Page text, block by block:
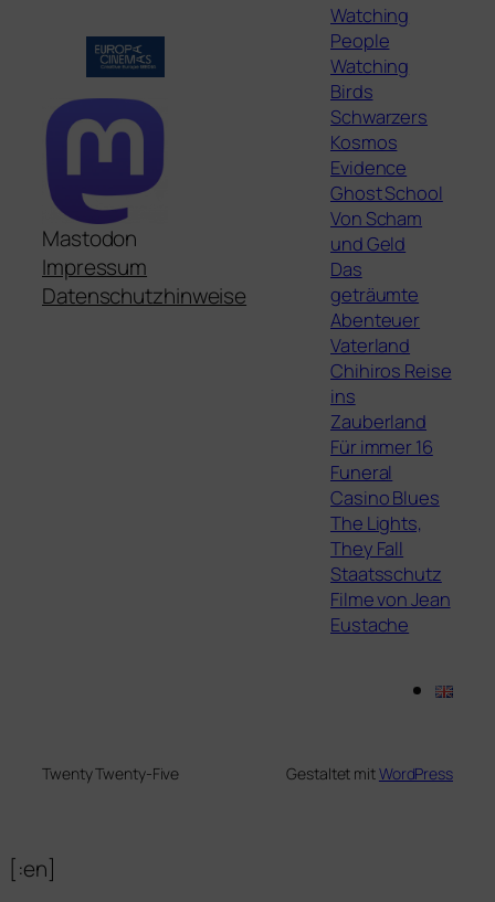
Mastodon
Impressum
Datenschutzhinweise
Watching
People
Watching
Birds
Schwarzers
Kosmos
Evidence
Ghost School
Von Scham
und Geld
Das
geträumte
Abenteuer
Vaterland
Chihiros Reise
ins
Zauberland
Für immer 16
Funeral
Casino Blues
The Lights,
They Fall
Staatsschutz
Filme von Jean
Eustache
Twenty Twenty-Five Gestaltet mitWordPress
[:en]